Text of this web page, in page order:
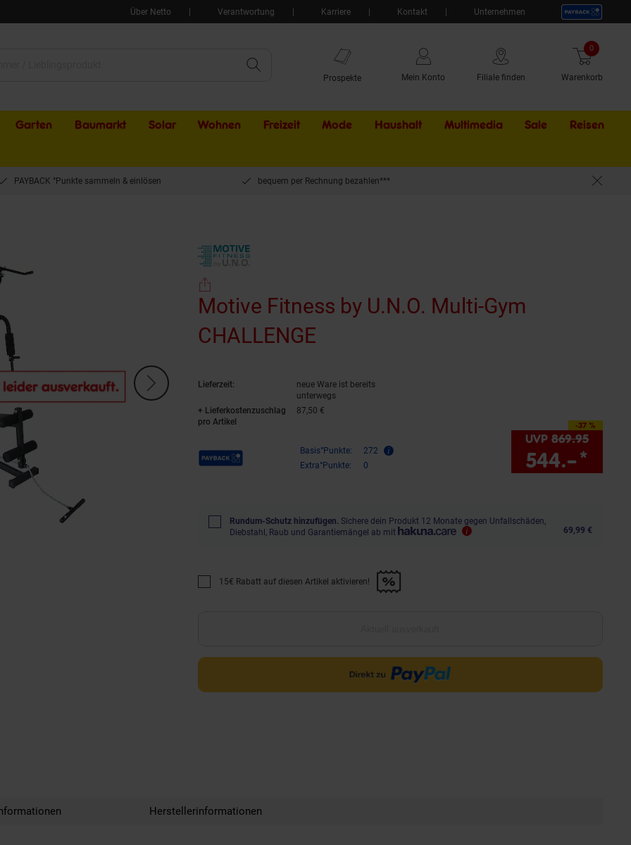
Über Netto Verantwortung Karriere Kontakt Unternehmen
Prospekte Mein Konto Filiale finden Warenkorb
0 Artikel
Garten Baumarkt Solar Wohnen Freizeit Mode Haushalt Multimedia Sale Externer
Reisen
PAYBACK °Punkte sammeln & einlösen bequem per Rechnung bezahlen***
Motive Fitness by U.N.O. Multi-Gym
CHALLENGE
Lieferzeit:
neue Ware ist bereits
unterwegs
+ Lieferkostenzuschlag
pro Artikel
87,50 €
Payback Punkte Basis°Punkte:
272
Extra°Punkte:
0
-37 %
Sie Sparen 37 Prozent,
UVP 869.95
544.–*
Rundum-Schutz hinzufügen. Sichere dein Produkt 12 Monate gegen Unfallschäden,
Diebstahl, Raub und Garantiemängel ab mit
69,99 €
Promotion "15€ Rabatt auf diesen Artikel aktivieren!" anwenden
15€ Rabatt auf diesen Artikel aktivieren!
Herstellerinformationen